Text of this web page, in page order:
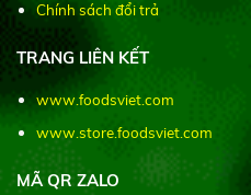
Chính sách đổi trả
TRANG LIÊN KẾT
www.foodsviet.com
www.store.foodsviet.com
MÃ QR ZALO